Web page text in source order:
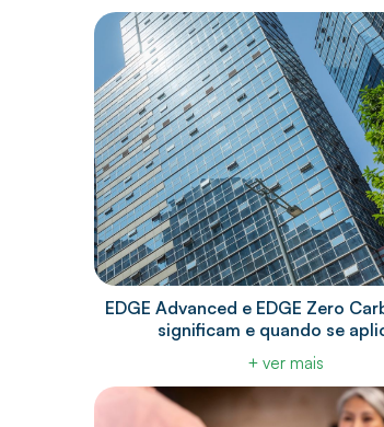
EDGE Advanced e EDGE Zero
significam e quando se
+ ver mais